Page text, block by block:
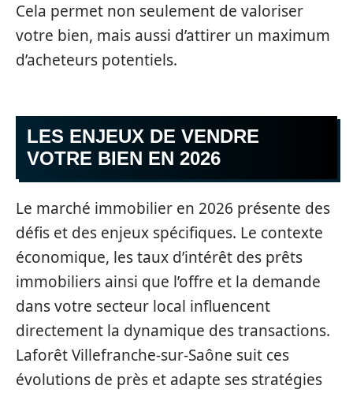
Cela permet non seulement de valoriser
votre bien, mais aussi d’attirer un maximum
d’acheteurs potentiels.
LES ENJEUX DE VENDRE
VOTRE BIEN EN 2026
Le marché immobilier en 2026 présente des
défis et des enjeux spécifiques. Le contexte
économique, les taux d’intérêt des prêts
immobiliers ainsi que l’offre et la demande
dans votre secteur local influencent
directement la dynamique des transactions.
Laforêt Villefranche-sur-Saône suit ces
évolutions de près et adapte ses stratégies